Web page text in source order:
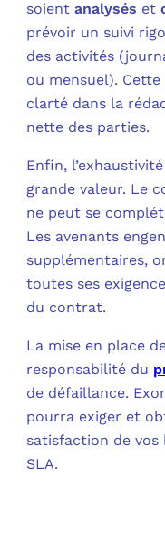
soientanalysés et
prévoir un suivi
des activités
ou mensuel).
clarté dans la
nette des parties.
Enfin,
grande valeur. Le
ne peut se
Les avenants
supplémentaires,
toutes ses
du contrat.
La mise en place
responsabilité du
de défaillance.
pourra exiger et
satisfaction de vos
SLA.